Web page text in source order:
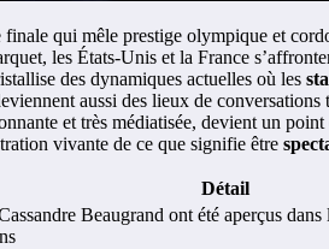
qui mêle prestige olympique et
les États-Unis et la France
des dynamiques actuelles où les
aussi des lieux de conversations
et très médiatisée, devient un
vivante de ce que signifie être
Détail
Beaugrand ont été aperçus dans